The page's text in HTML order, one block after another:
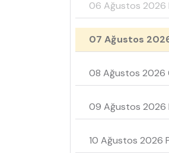
06 Ağustos 2026
07 Ağustos
08 Ağustos 2026
09 Ağustos 2026
10 Ağustos 2026